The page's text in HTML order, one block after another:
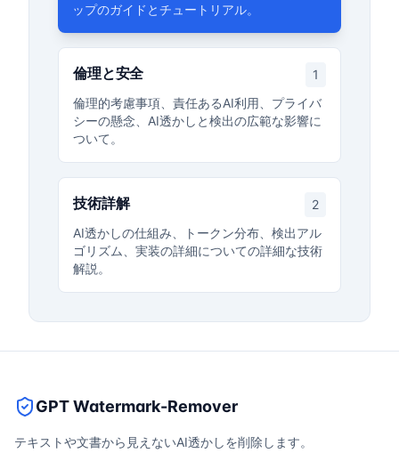
ップのガイドとチュートリアル。
倫理と安全
1
倫理的考慮事項、責任あるAI利用、プライバ
シーの懸念、AI透かしと検出の広範な影響に
ついて。
技術詳解
2
AI透かしの仕組み、トークン分布、検出アル
ゴリズム、実装の詳細についての詳細な技術
解説。
GPT Watermark-Remover
テキストや文書から見えないAI透かしを削除します。